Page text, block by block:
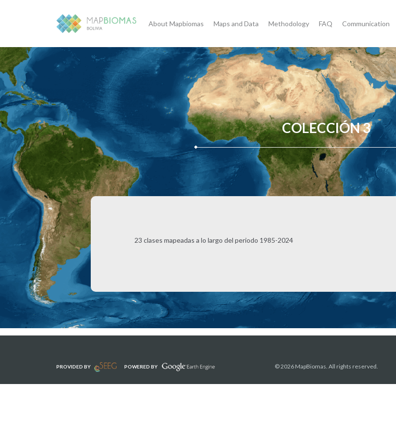
About Mapbiomas Maps and Data Methodology FAQ Communication
COLECCIÓN 3
23 clases mapeadas a lo largo del periodo 1985-2024
PROVIDED BY POWERED BY © 2026 MapBiomas. All rights reserved.